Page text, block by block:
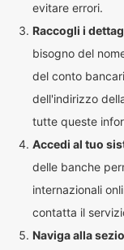
evitare errori.
Raccogli i
bisogno del
del conto
dell'indirizzo
tutte queste
Accedi al tuo
delle banche
internazionali
contatta il
Naviga alla